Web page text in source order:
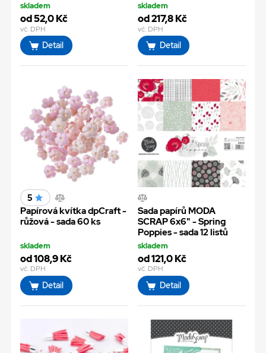
skladem
od 52,0 Kč
vč. DPH
Detail
skladem
od 217,8 Kč
vč. DPH
Detail
5
Papírová kvítka dpCraft -
růžová - sada 60 ks
skladem
od 108,9 Kč
vč. DPH
Detail
Sada papírů MODA
SCRAP 6x6" - Spring
Poppies - sada 12 listů
skladem
od 121,0 Kč
vč. DPH
Detail